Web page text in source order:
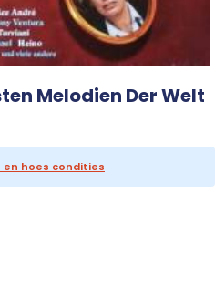
Melodien Der Welt
en hoes condities